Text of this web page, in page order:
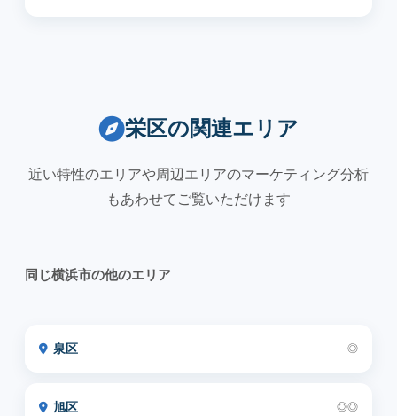
栄区の関連エリア
近い特性のエリアや周辺エリアのマーケティング分析
もあわせてご覧いただけます
同じ横浜市の他のエリア
泉区 ◎
旭区 ◎◎